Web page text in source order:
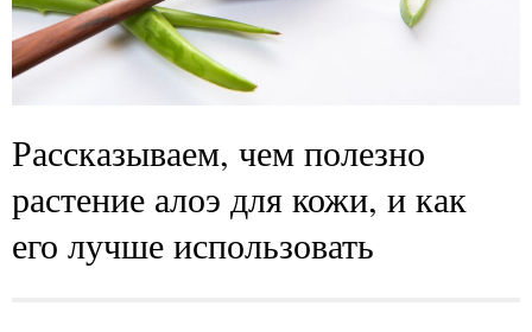
Рассказываем, чем полезно
растение алоэ для кожи, и как
его лучше использовать